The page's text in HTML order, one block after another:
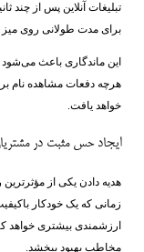
تبلیغات آنلاین پس از چند
برای مدت طولانی روی میز
این ماندگاری باعث
هرچه دفعات مشاهده نام
خواهد یافت.
ایجاد حس مثبت در
هدیه دادن یکی از
زمانی که یک خودکار
ارزشمندی بیشتری خواهد
مخاطب بهبود ببخشد.